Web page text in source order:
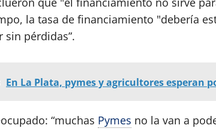
la tasa de financiamiento "debería
sin pérdidas”.
En La Plata, pymes y agricultores esperan
“muchas Pymes no la van a